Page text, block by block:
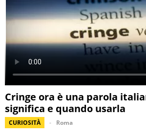
Cringe ora è una parola
significa e quando usarla
CURIOSITÀ Roma